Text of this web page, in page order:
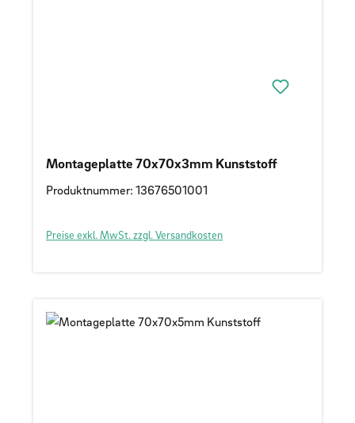
Montageplatte 70x70x3mm Kunststoff
Produktnummer: 13676501001
Preise exkl. MwSt. zzgl. Versandkosten